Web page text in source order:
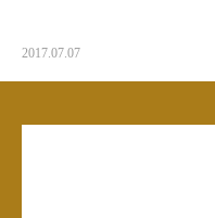
2017.07.07